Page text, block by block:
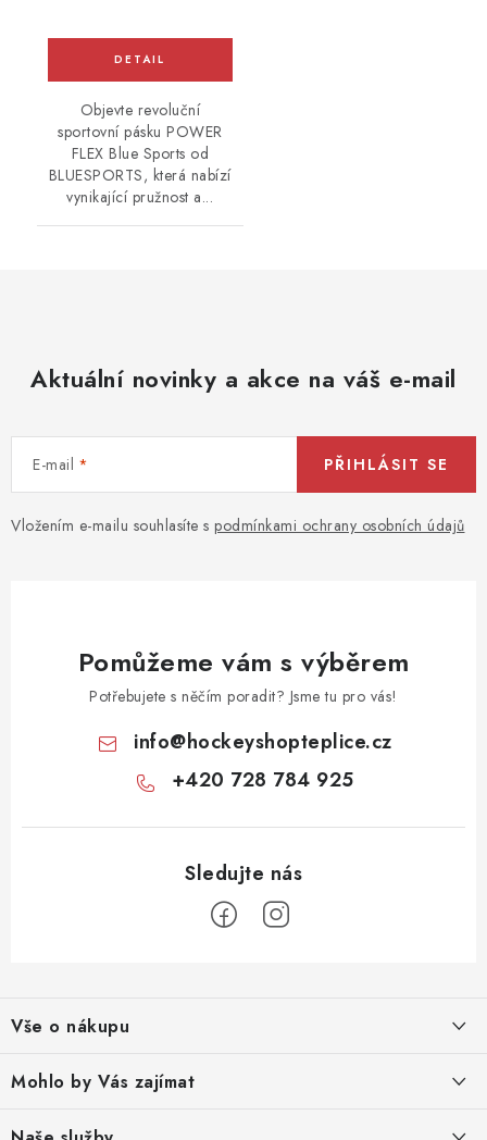
Objevte revoluční
sportovní pásku POWER
FLEX Blue Sports od
BLUESPORTS, která nabízí
vynikající pružnost a...
Aktuální novinky a akce na váš e-mail
E-mail
Vložením e-mailu souhlasíte s podmínkami ochrany osobních údajů
PŘIHLÁSIT SE
Pomůžeme vám s výběrem
Potřebujete s něčím poradit? Jsme tu pro vás!
info@hockeyshopteplice.cz
+420 728 784 925
p
a
Vše o nákupu
Obchodní podmínky
Mohlo by Vás zajímat
O nás